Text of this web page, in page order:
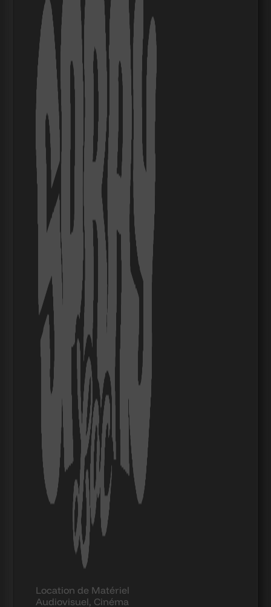
Location de Matériel
Audiovisuel, Cinéma